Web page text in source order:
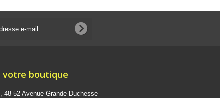
boutique
48-52 Avenue Grande-Duchesse